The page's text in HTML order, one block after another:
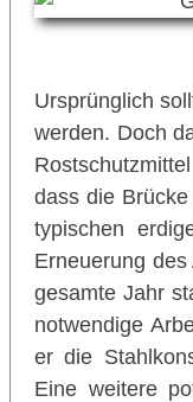
Ursprünglich
werden. Doch
dass die
typischen
Erneuerung
gesamte Jahr
notwendige
er die
Eine weitere